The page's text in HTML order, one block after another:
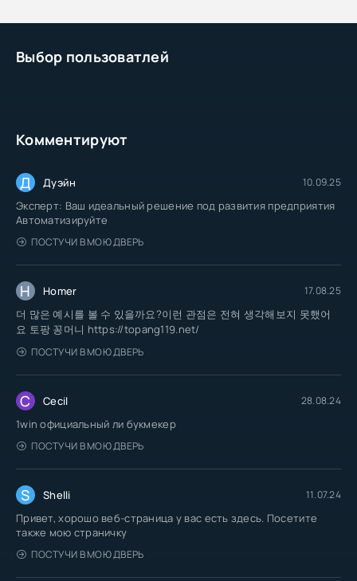
Выбор пользоватлей
Комментируют
Д Дуэйн 10.09.25
Эксперт: Ваш идеальный решение под развития предприятия
Автоматизируйте
ПОСТУЧИ В МОЮ ДВЕРЬ
H Homer 17.08.25
더 많은 예시를 볼 수 있을까요?이런 관점은 전혀 생각해보지 못했어
요 토팡 꽁머니 https://topang119.net/
ПОСТУЧИ В МОЮ ДВЕРЬ
C Cecil 28.08.24
1win официальный ли букмекер
ПОСТУЧИ В МОЮ ДВЕРЬ
S Shelli 11.07.24
Привет, хорошо веб-страница у вас есть здесь. Посетите
также мою страничку
ПОСТУЧИ В МОЮ ДВЕРЬ